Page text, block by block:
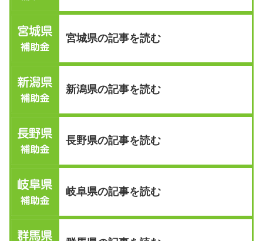
宮城県の記事を読む
新潟県の記事を読む
長野県の記事を読む
岐阜県の記事を読む